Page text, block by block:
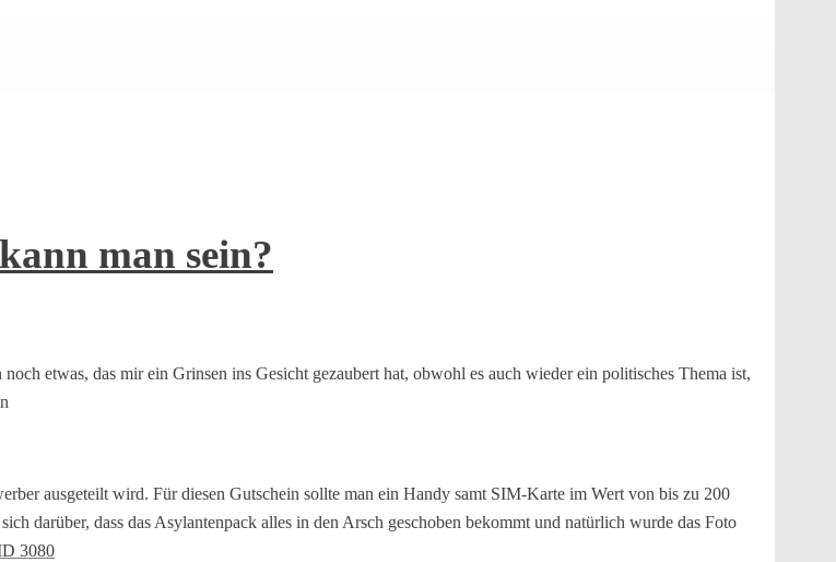
man sein?
etwas, das mir ein Grinsen ins Gesicht gezaubert hat, obwohl es auch wieder ein politisches Thema ist,
ausgeteilt wird. Für diesen Gutschein sollte man ein Handy samt SIM-Karte im Wert von bis zu 200
darüber, dass das Asylantenpack alles in den Arsch geschoben bekommt und natürlich wurde das Foto
3080